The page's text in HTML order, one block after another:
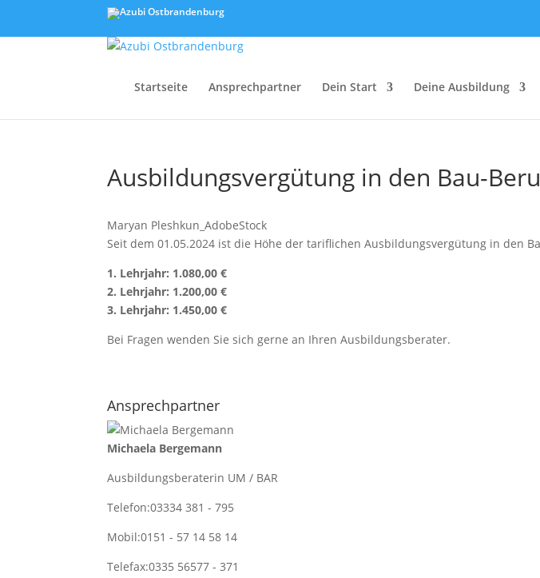
Startseite Ansprechpartner Dein Start Deine Ausbildung
Ausbildungsvergütung in den Bau-
Maryan Pleshkun_AdobeStock
Seit dem 01.05.2024 ist die Höhe der tariflichen Ausbildungsvergütung in den
1. Lehrjahr: 1.080,00 €
2. Lehrjahr: 1.200,00 €
3. Lehrjahr: 1.450,00 €
Bei Fragen wenden Sie sich gerne an Ihren Ausbildungsberater.
Ansprechpartner
Michaela Bergemann
Ausbildungsberaterin UM / BAR
Telefon:03334 381 - 795
Mobil:0151 - 57 14 58 14
Telefax:0335 56577 - 371